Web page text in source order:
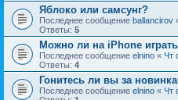
Яблоко или самсунг?
Последнее сообщение ballancirov
Ответы: 5
Можно ли на iPhone
Последнее сообщение elnino « Чт
Ответы: 4
Гонитесь ли вы за
Последнее сообщение elnino « Чт